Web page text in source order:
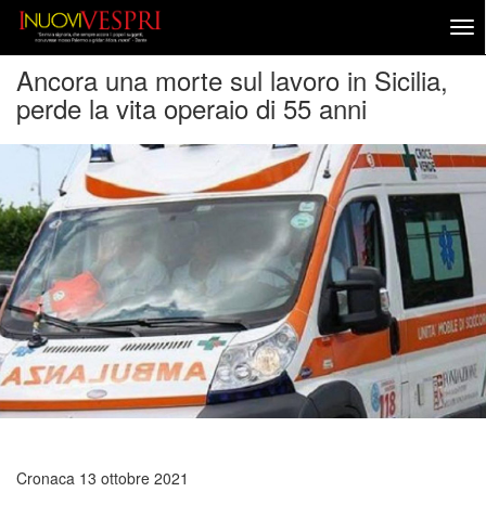
Ancora una morte sul lavoro in Sicilia,
perde la vita operaio di 55 anni
Cronaca 13 ottobre 2021